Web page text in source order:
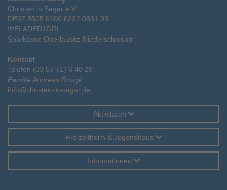
Christen in Sagar e.V.
DE37 8505 0100 0232 0831 93
WELADED1GRL
Sparkasse Oberlausitz-Niederschlesien
Kontakt
Telefon (03 57 71) 6 48 20
Familie Andreas Droigk
info@christen-in-sagar.de
Aktivitäten
Freizeitheim & Jugendhaus
Informationen